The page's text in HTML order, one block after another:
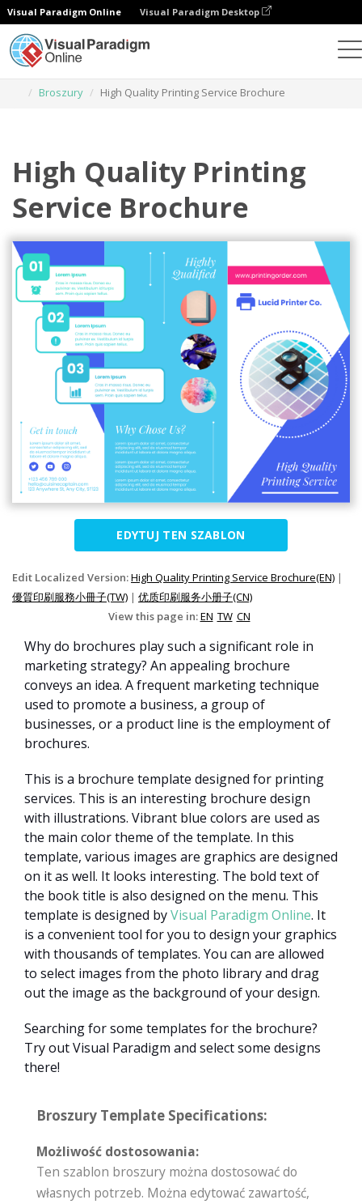
Visual Paradigm Online Visual Paradigm Desktop
Broszury
High Quality Printing Service Brochure
High Quality Printing
Service Brochure
EDYTUJ TEN SZABLON
Edit Localized Version:High Quality Printing Service Brochure(EN) |
優質印刷服務小冊子(TW) | 优质印刷服务小册子(CN)
View this page in:EN TW CN
Why do brochures play such a significant role in
marketing strategy? An appealing brochure
conveys an idea. A frequent marketing technique
used to promote a business, a group of
businesses, or a product line is the employment of
brochures.
This is a brochure template designed for printing
services. This is an interesting brochure design
with illustrations. Vibrant blue colors are used as
the main color theme of the template. In this
template, various images are graphics are designed
on it as well. It looks interesting. The bold text of
the book title is also designed on the menu. This
template is designed byVisual Paradigm Online. It
is a convenient tool for you to design your graphics
with thousands of templates. You can are allowed
to select images from the photo library and drag
out the image as the background of your design.
Searching for some templates for the brochure?
Try out Visual Paradigm and select some designs
there!
Broszury Template Specifications:
Możliwość dostosowania:
Ten szablon broszury można dostosować do
własnych potrzeb. Można edytować zawartość,